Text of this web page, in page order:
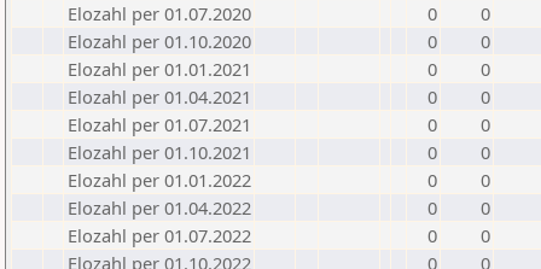
Elozahl per 01.07.2020
0
0
Elozahl per 01.10.2020
0
0
Elozahl per 01.01.2021
0
0
Elozahl per 01.04.2021
0
0
Elozahl per 01.07.2021
0
0
Elozahl per 01.10.2021
0
0
Elozahl per 01.01.2022
0
0
Elozahl per 01.04.2022
0
0
Elozahl per 01.07.2022
0
0
Elozahl per 01.10.2022
0
0